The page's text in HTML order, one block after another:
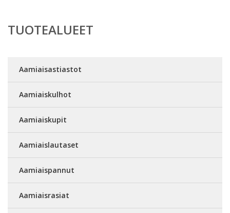
TUOTEALUEET
Aamiaisastiastot
Aamiaiskulhot
Aamiaiskupit
Aamiaislautaset
Aamiaispannut
Aamiaisrasiat